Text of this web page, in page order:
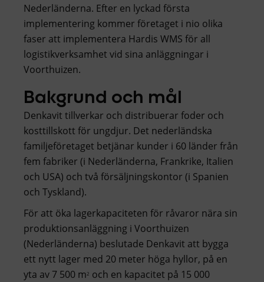
Nederländerna. Efter en lyckad första
implementering kommer företaget i nio olika
faser att implementera Hardis WMS för all
logistikverksamhet vid sina anläggningar i
Voorthuizen.
Bakgrund och mål
Denkavit tillverkar och distribuerar foder och
kosttillskott för ungdjur. Det nederländska
familjeföretaget betjänar kunder i 60 länder från
fem fabriker (i Nederländerna, Frankrike, Italien
och USA) och två försäljningskontor (i Spanien
och Tyskland).
För att öka lagerkapaciteten för råvaror nära sin
produktionsanläggning i Voorthuizen
(Nederländerna) beslutade Denkavit att bygga
ett nytt lager med 20 meter höga hyllor, på en
yta av 7 500 m2 och en kapacitet på 15 000